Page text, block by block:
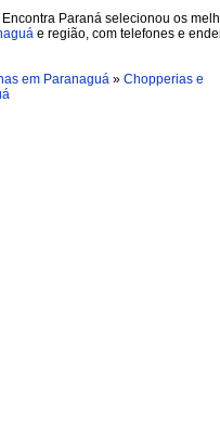
Paraná selecionou os
e região, com telefones e
em Paranaguá » Chopperias e